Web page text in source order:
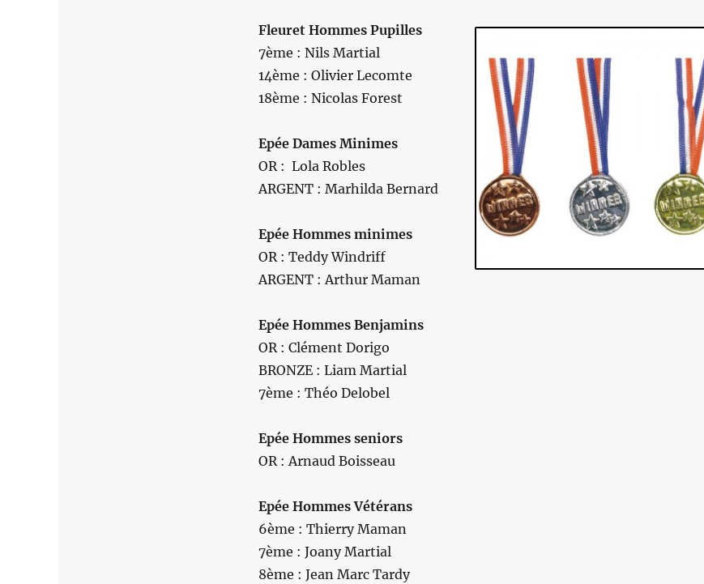
Fleuret Hommes Pupilles
7ème : Nils Martial
14ème : Olivier Lecomte
18ème : Nicolas Forest
Epée Dames Minimes
OR : Lola Robles
ARGENT : Marhilda Bernard
Epée Hommes minimes
OR : Teddy Windriff
ARGENT : Arthur Maman
Epée Hommes Benjamins
OR : Clément Dorigo
BRONZE : Liam Martial
7ème : Théo Delobel
Epée Hommes seniors
OR : Arnaud Boisseau
Epée Hommes Vétérans
6ème : Thierry Maman
7ème : Joany Martial
8ème : Jean Marc Tardy